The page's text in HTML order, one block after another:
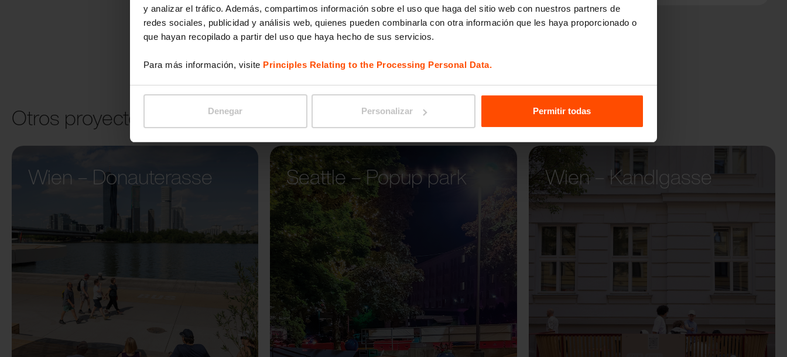
y analizar el tráfico. Además, compartimos información sobre el uso que haga del sitio web con nuestros partners de
redes sociales, publicidad y análisis web, quienes pueden combinarla con otra información que les haya proporcionado o
que hayan recopilado a partir del uso que haya hecho de sus servicios.
Para más información, visite Principles Relating to the Processing Personal Data.
Denegar Personalizar Permitir todas
Otros proyectos
Wien – Donauterasse
Seattle – Popup park Wien – Kandlgasse